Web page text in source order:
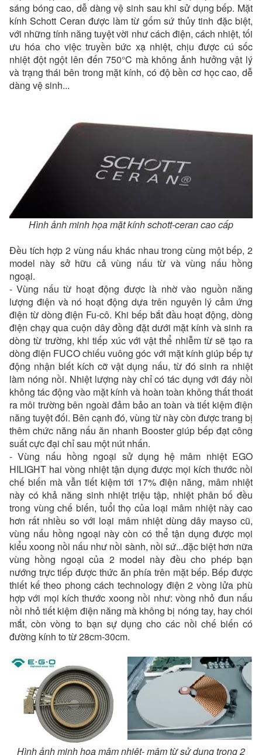
sáng bóng cao, dễ dàng vệ sinh sau khi sử dụng bếp. Mặt
kính Schott Ceran được làm từ gốm sứ thủy tinh đặc biệt,
với những tính năng tuyệt vời như cách điện, cách nhiệt, tối
ưu hóa cho việc truyền bức xạ nhiệt, chịu được cú sốc
nhiệt đột ngột lên đến 750°C mà không ảnh hưởng vật lý
và trạng thái bên trong mặt kính, có độ bền cơ học cao, dễ
dàng vệ sinh...
Hình ảnh minh họa mặt kính schott-ceran cao cấp
Đều tích hợp 2 vùng nấu khác nhau trong cùng một bếp, 2
model này sở hữu cả vùng nấu từ và vùng nấu hồng
ngoại.
- Vùng nấu từ hoạt động được là nhờ vào nguồn năng
lượng điện và nó hoạt động dựa trên nguyên lý cảm ứng
điện từ dòng điện Fu-cô. Khi bếp bắt đầu hoạt động, dòng
điện chạy qua cuộn dây đồng đặt dưới mặt kính và sinh ra
dòng từ trường, khi tiếp xúc với vật thể nhiễm từ sẽ tạo ra
dòng điện FUCO chiếu vuông góc với mặt kính giúp bếp tự
động nhận biết kích cỡ vật dụng nấu, từ đó sinh ra nhiệt
làm nóng nồi. Nhiệt lượng này chỉ có tác dụng với đáy nồi
không tác động vào mặt kính và hoàn toàn không thất thoát
ra môi trường bên ngoài đảm bảo an toàn và tiết kiệm điện
năng tuyệt đối. Bên cạnh đó, vùng từ này còn được trang bị
thêm chức năng nấu ăn nhanh Booster giúp bếp đạt công
suất cực đại chỉ sau một nút nhấn.
- Vùng nấu hồng ngoại sử dụng hệ mâm nhiệt EGO
HILIGHT hai vòng nhiệt tận dụng được mọi kích thước nồi
chế biến mà vẫn tiết kiệm tới 17% điện năng, mâm nhiệt
này có khả năng sinh nhiệt triệu tập, nhiệt phân bố đều
trong vùng chế biến, tuổi thọ của loại mâm nhiệt này cao
hơn rất nhiều so với loại mâm nhiệt dùng dây mayso cũ,
vùng nấu hồng ngoại này còn có thể tận dụng được mọi
kiểu xoong nồi nấu như nồi sành, nồi sứ...đặc biệt hơn nữa
vùng hồng ngoại của 2 model này đều cho phép bạn
nướng trực tiếp được thức ăn phía trên mặt bếp. Bếp được
thiết kế theo phong cách technology điện 2 vòng lửa phù
hợp với mọi kích thước xoong nồi như: vòng nhỏ đun nấu
nồi nhỏ tiết kiệm điện năng mà không bị nóng tay, hay chói
mắt, còn vòng to bạn sự dụng cho các nồi chế biến có
đường kính to từ 28cm-30cm.
Hình ảnh minh họa mâm nhiệt- mâm từ sử dụng trong 2